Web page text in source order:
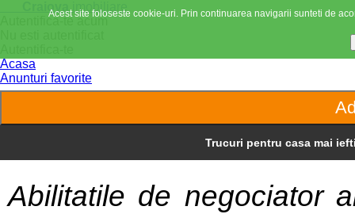
Craiova
imobiliare
Autentifica-te acum
Acasa
Anunturi favorite
Trucuri pentru casa mai
Abilitatile de negociator
Acest site foloseste cookie-uri. Prin continuarea navigarii sunteti de